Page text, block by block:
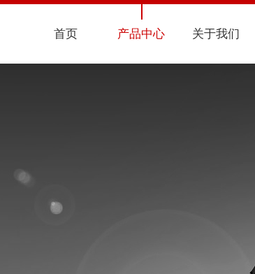
首页 产品中心 关于我们